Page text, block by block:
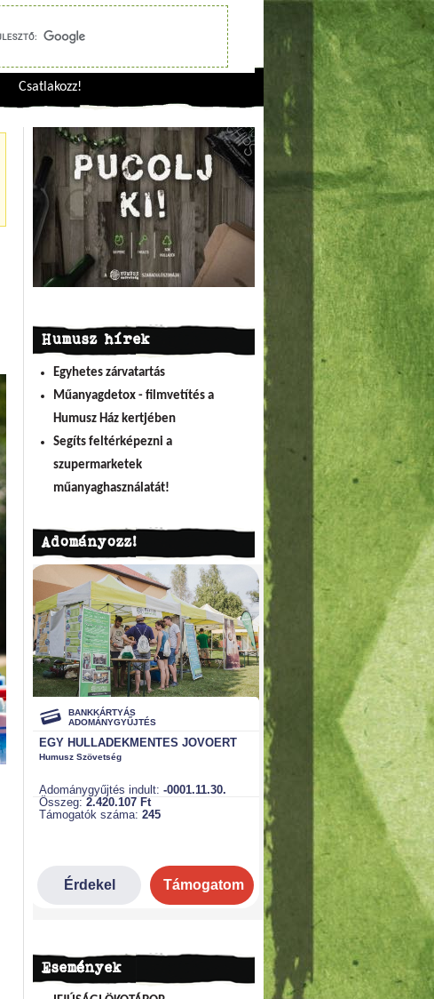
Csatlakozz!
Humusz hírek
Egyhetes zárvatartás
Műanyagdetox - filmvetítés a
Humusz Ház kertjében
Segíts feltérképezni a
szupermarketek
műanyaghasználatát!
Adományozz!
Események